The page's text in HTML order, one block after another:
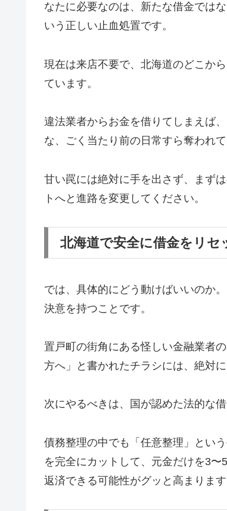
なたに必要なのは、新たな借金では
いう正しい止血処置です。
現在は来店不要で、北海道のどこか
ています。
違法業者からお金を借りてしまえば、
な、ごく当たり前の日常すら奪われて
甘い罠には絶対に手を出さず、まず
トへと進路を変更してください。
北海道で安全に借金をリ
では、具体的にどう動けばいいのか
決意を持つことです。
置戸町の街角にある怪しい金融業者
方へ」と書かれたチラシには、絶対
次にやるべきは、国が認めた法的な
債務整理の中でも「任意整理」とい
を完全にカットして、元金だけを3
返済できる可能性がグッと高まります